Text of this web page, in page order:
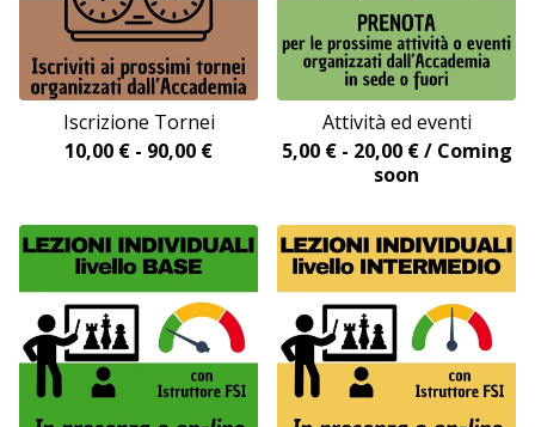
Iscrizione Tornei
10,00 € - 90,00 €
Attività ed eventi
5,00 €- 20,00 € / Coming
soon